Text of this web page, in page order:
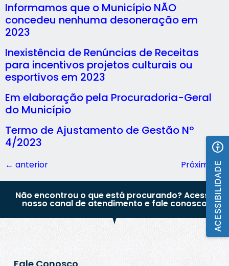
Informamos que o Município NÃO
concedeu nenhuma desoneração em
2023
Inexistência de Renúncias de Receitas
para incentivos projetos culturais ou
esportivos em 2023
Em elaboração pela Procuradoria-Geral
do Município
Termo de Ajustamento de Gestão Nº
4/2023
← anterior Próximo→
Não encontrou o que está procurando? Acesse
nosso canal de atendimento e fale conosco ACESSIBILIDADE